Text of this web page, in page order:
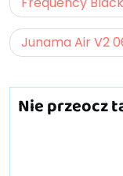
Junama Air V2
Nie przeocz